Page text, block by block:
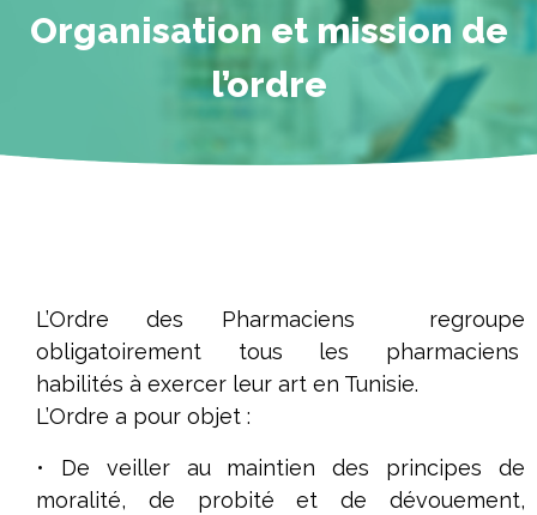
Organisation et mission de
l’ordre
L’Ordre des Pharmaciens regroupe
obligatoirement tous les pharmaciens
habilités à exercer leur art en Tunisie.
L’Ordre a pour objet :
• De veiller au maintien des principes de
moralité, de probité et de dévouement,